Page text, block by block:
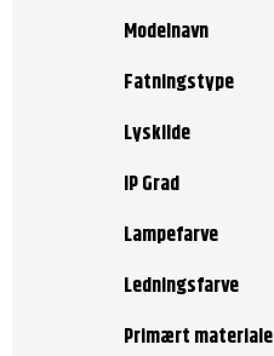
Modelnavn
Fatningstype
Lyskilde
IP Grad
Lampefarve
Ledningsfarve
Primært materiale